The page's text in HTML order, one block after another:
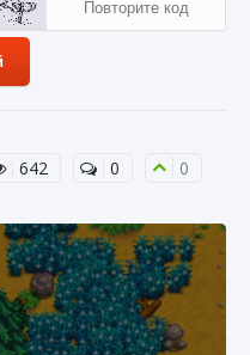
награды For
642 0 0